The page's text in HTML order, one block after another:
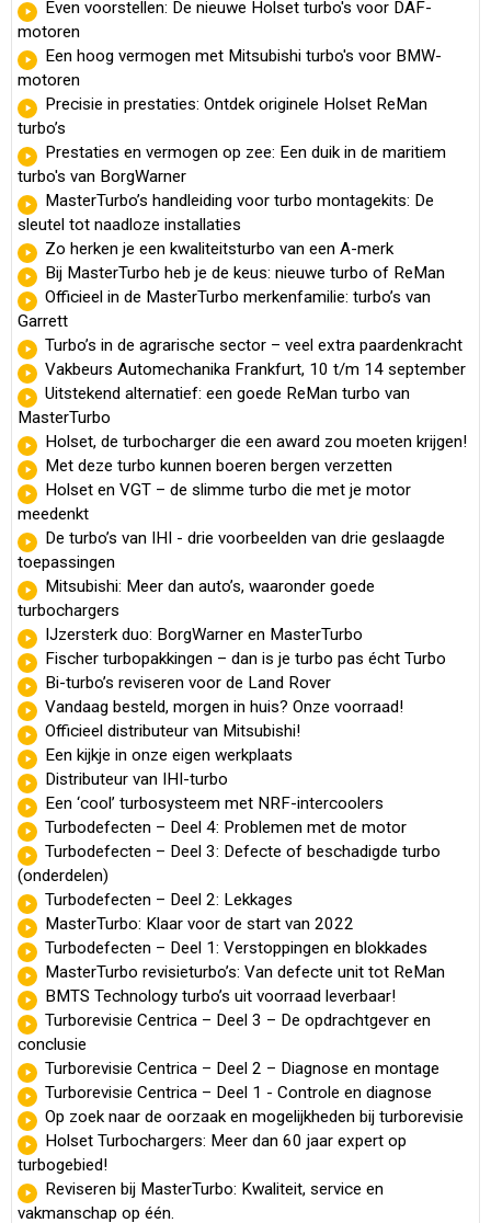
Even voorstellen: De nieuwe Holset turbo's voor DAF-
motoren
Een hoog vermogen met Mitsubishi turbo's voor BMW-
motoren
Precisie in prestaties: Ontdek originele Holset ReMan
turbo’s
Prestaties en vermogen op zee: Een duik in de maritiem
turbo's van BorgWarner
MasterTurbo’s handleiding voor turbo montagekits: De
sleutel tot naadloze installaties
Zo herken je een kwaliteitsturbo van een A-merk
Bij MasterTurbo heb je de keus: nieuwe turbo of ReMan
Officieel in de MasterTurbo merkenfamilie: turbo’s van
Garrett
Turbo’s in de agrarische sector – veel extra paardenkracht
Vakbeurs Automechanika Frankfurt, 10 t/m 14 september
Uitstekend alternatief: een goede ReMan turbo van
MasterTurbo
Holset, de turbocharger die een award zou moeten krijgen!
Met deze turbo kunnen boeren bergen verzetten
Holset en VGT – de slimme turbo die met je motor
meedenkt
De turbo’s van IHI - drie voorbeelden van drie geslaagde
toepassingen
Mitsubishi: Meer dan auto’s, waaronder goede
turbochargers
IJzersterk duo: BorgWarner en MasterTurbo
Fischer turbopakkingen – dan is je turbo pas écht Turbo
Bi-turbo’s reviseren voor de Land Rover
Vandaag besteld, morgen in huis? Onze voorraad!
Officieel distributeur van Mitsubishi!
Een kijkje in onze eigen werkplaats
Distributeur van IHI-turbo
Een ‘cool’ turbosysteem met NRF-intercoolers
Turbodefecten – Deel 4: Problemen met de motor
Turbodefecten – Deel 3: Defecte of beschadigde turbo
(onderdelen)
Turbodefecten – Deel 2: Lekkages
MasterTurbo: Klaar voor de start van 2022
Turbodefecten – Deel 1: Verstoppingen en blokkades
MasterTurbo revisieturbo’s: Van defecte unit tot ReMan
BMTS Technology turbo’s uit voorraad leverbaar!
Turborevisie Centrica – Deel 3 – De opdrachtgever en
conclusie
Turborevisie Centrica – Deel 2 – Diagnose en montage
Turborevisie Centrica – Deel 1 - Controle en diagnose
Op zoek naar de oorzaak en mogelijkheden bij turborevisie
Holset Turbochargers: Meer dan 60 jaar expert op
turbogebied!
Reviseren bij MasterTurbo: Kwaliteit, service en
vakmanschap op één.